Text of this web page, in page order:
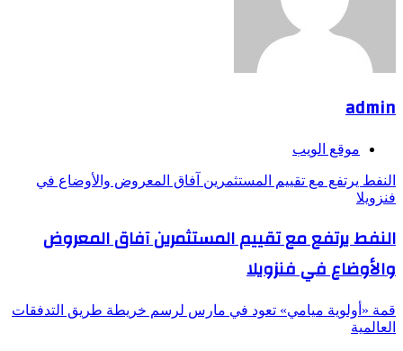
admin
موقع الويب
النفط يرتفع مع تقييم المستثمرين آفاق المعروض والأوضاع في
فنزويلا
النفط يرتفع مع تقييم المستثمرين آفاق المعروض
والأوضاع في فنزويلا
قمة «أولوية ميامي» تعود في مارس لرسم خريطة طريق التدفقات
العالمية